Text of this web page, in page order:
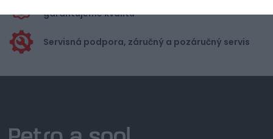
garantujeme kvalitu
Servisná podpora, záručný a pozáručný servis